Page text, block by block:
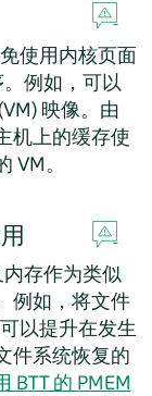
使用内核页面
例如，可以
映像。由
机上的缓存使
VM。
存作为类似
例如，将文件
以提升在发生
件系统恢复的
BTT 的 PMEM